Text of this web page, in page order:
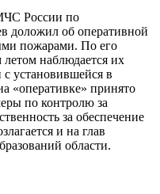
России по
доложил об оперативной
пожарами. По его
наблюдается их
установившейся в
«оперативке» принято
по контролю за
за обеспечение
и на глав
области.